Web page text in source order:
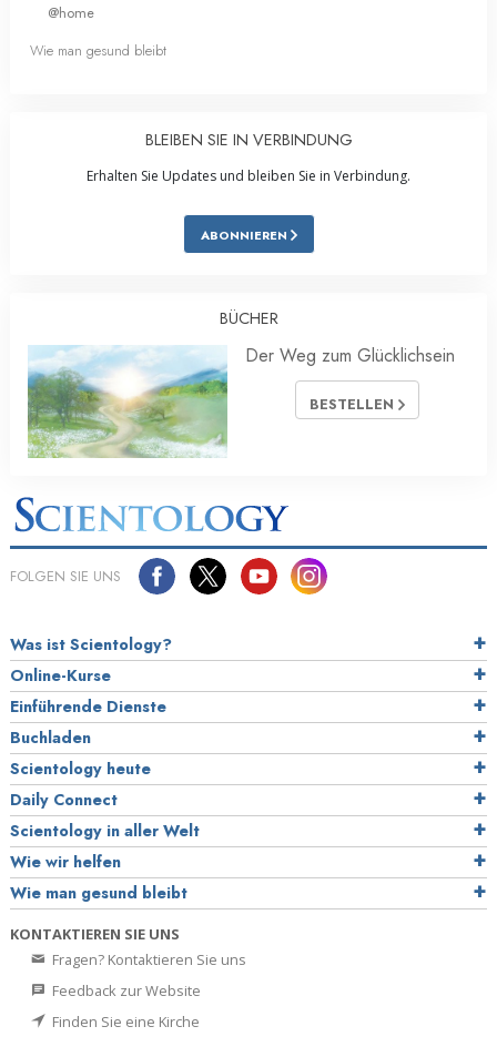
@home
Wie man gesund bleibt
BLEIBEN SIE IN VERBINDUNG
Erhalten Sie Updates und bleiben Sie in Verbindung.
ABONNIEREN
BÜCHER
Der Weg zum Glücklichsein
BESTELLEN
FOLGEN SIE UNS
Was ist Scientology?
Online-Kurse
Einführende Dienste
Buchladen
Scientology heute
Daily Connect
Scientology in aller Welt
Wie wir helfen
Wie man gesund bleibt
KONTAKTIEREN SIE UNS
Fragen? Kontaktieren Sie uns
Feedback zur Website
Finden Sie eine Kirche